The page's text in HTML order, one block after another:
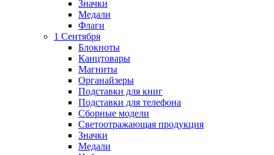
Значки
Медали
Флаги
1 Сентября
Блокноты
Канцтовары
Магниты
Органайзеры
Подставки для книг
Подставки для телефона
Сборные модели
Светоотражающая продукция
Значки
Медали